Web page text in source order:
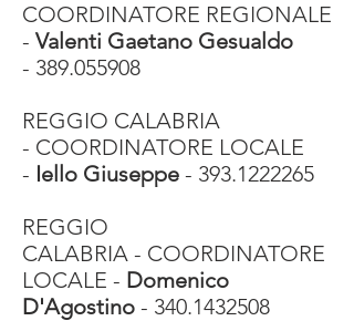
COORDINATORE REGIONALE
- Valenti Gaetano Gesualdo
- 389.055908
REGGIO CALABRIA
- COORDINATORE LOCALE
- Iello Giuseppe - 393.1222265
REGGIO
CALABRIA - COORDINATORE
LOCALE - Domenico
D'Agostino - 340.1432508